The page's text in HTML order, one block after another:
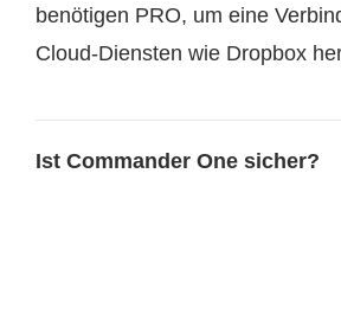
benötigen PRO, um eine
Cloud-Diensten wie Dropbox
Ist Commander One sicher?